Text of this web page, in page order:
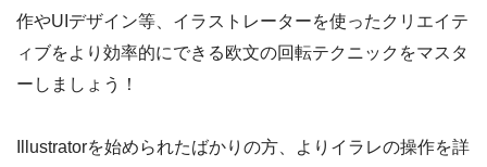
作やUIデザイン等、イラストレーターを使ったクリエイテ
ィブをより効率的にできる欧文の回転テクニックをマスタ
ーしましょう！
Illustratorを始められたばかりの方、よりイラレの操作を詳